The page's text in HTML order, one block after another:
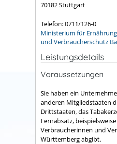
70182 Stuttgart
Telefon: 0711/126-0
Ministerium für
und Verbraucherschutz
Leistungsdetails
Voraussetzungen
Sie haben ein
anderen Mitgliedstaaten
Drittstaaten, das
Fernabsatz,
Verbraucherinnen und
Württemberg abgibt.